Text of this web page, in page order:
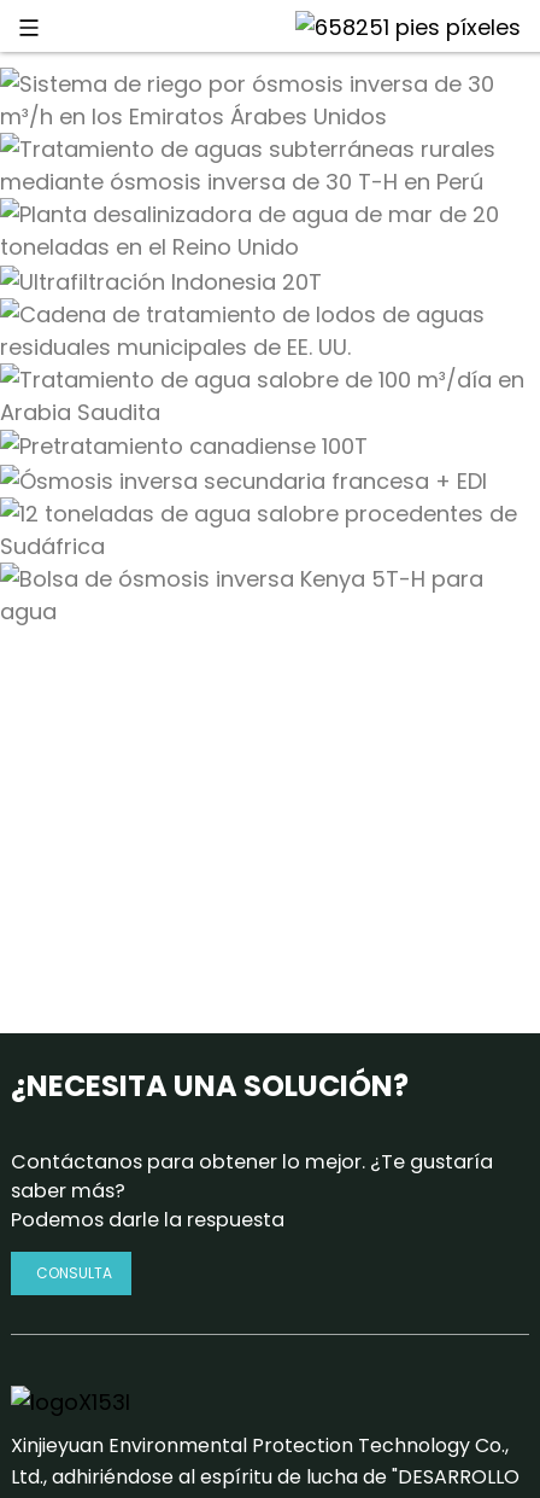
¿NECESITA UNA SOLUCIÓN?
Contáctanos para obtener lo mejor. ¿Te gustaría
saber más?
Podemos darle la respuesta
CONSULTA
Xinjieyuan Environmental Protection Technology Co.,
Ltd., adhiriéndose al espíritu de lucha de "DESARROLLO